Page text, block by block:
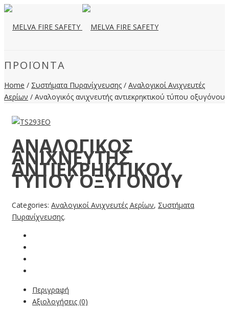
ΠΡΟΪΌΝΤΑ
Home / Συστήματα Πυρανίχνευσης / Αναλογικοί Ανιχνευτές
Αερίων / Αναλογικός ανιχνευτής αντιεκρηκτικού τύπου οξυγόνου
ΑΝΑΛΟΓΙΚΌΣ
ΑΝΙΧΝΕΥΤΉΣ
ΑΝΤΙΕΚΡΗΚΤΙΚΟΎ
ΤΎΠΟΥ ΟΞΥΓΌΝΟΥ
Categories: Αναλογικοί Ανιχνευτές Αερίων, Συστήματα
Πυρανίχνευσης.
Περιγραφή
Αξιολογήσεις (0)